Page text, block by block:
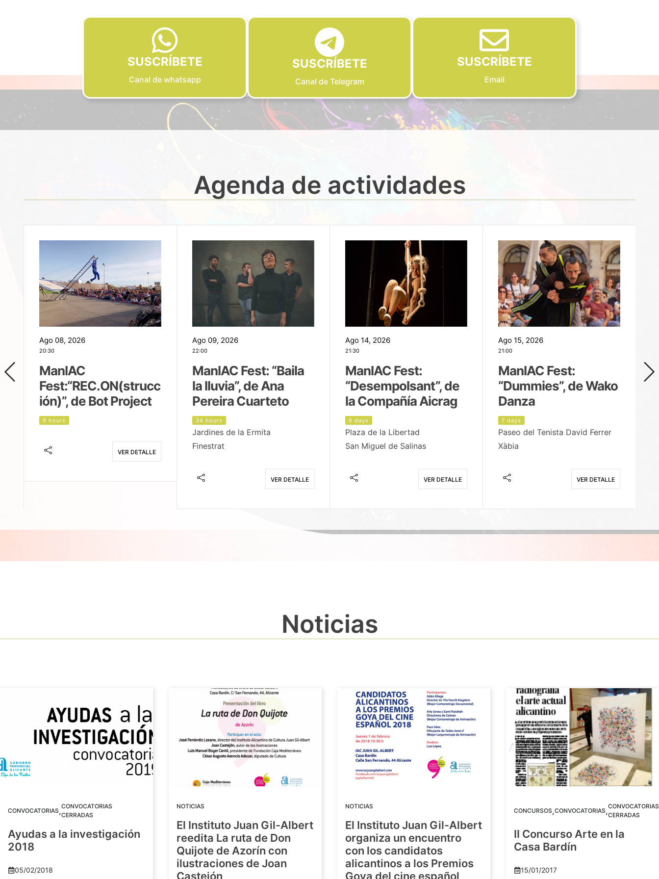
SUSCRÍBETE
Canal de whatsapp
SUSCRÍBETE
Canal de Telegram
SUSCRÍBETE
Email
Agenda de actividades
Ago 08, 2026
20:30
ManIAC
Fest:“REC.ON(strucc
ión)”, de Bot Project
9 hours
VER DETALLE
Ago 09, 2026
22:00
ManIAC Fest: “Baila
la lluvia”, de Ana
Pereira Cuarteto
34 hours
Jardines de la Ermita
Finestrat
VER DETALLE
Ago 14, 2026
21:30
ManIAC Fest:
“Desempolsant”, de
la Compañía Aicrag
6 days
Plaza de la Libertad
San Miguel de Salinas
VER DETALLE
Ago 15, 2026
21:00
ManIAC Fest:
“Dummies”, de Wako
Danza
7 days
Paseo del Tenista David Ferrer
Xàbia
VER DETALLE
Noticias
CONVOCATORIAS,CONVOCATORIAS
CERRADAS
Ayudas a la investigación
2018
05/02/2018
NOTICIAS
El Instituto Juan Gil-Albert
reedita La ruta de Don
Quijote de Azorín con
ilustraciones de Joan
Castejón
NOTICIAS
El Instituto Juan Gil-Albert
organiza un encuentro
con los candidatos
alicantinos a los Premios
Goya del cine español
CONCURSOS,CONVOCATORIAS,CONVOCATORIAS
CERRADAS
II Concurso Arte en la
Casa Bardín
15/01/2017